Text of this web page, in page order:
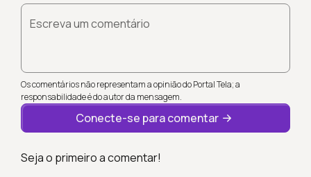
Escreva um comentário
Os comentários não representam a opinião do Portal Tela; a
responsabilidade é do autor da mensagem.
Conecte-se para comentar
Seja o primeiro a comentar!